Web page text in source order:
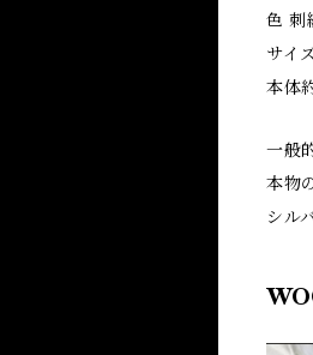
色 ‎刺
サイ
本体
一般
本物
シル